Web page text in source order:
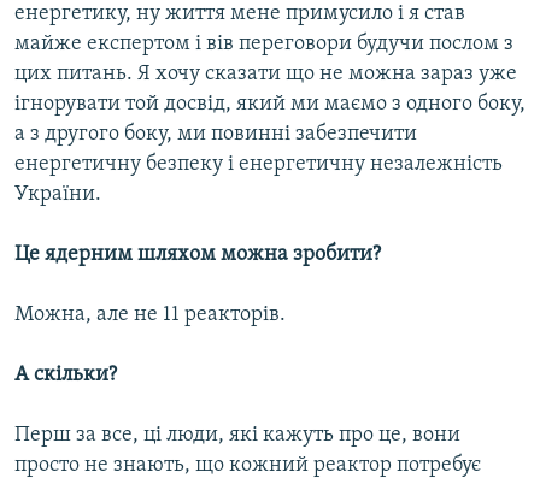
енергетику, ну життя мене примусило і я став
майже експертом і вів переговори будучи послом з
цих питань. Я хочу сказати що не можна зараз уже
ігнорувати той досвід, який ми маємо з одного боку,
а з другого боку, ми повинні забезпечити
енергетичну безпеку і енергетичну незалежність
України.
Це ядерним шляхом можна зробити?
Можна, але не 11 реакторів.
А скільки?
Перш за все, ці люди, які кажуть про це, вони
просто не знають, що кожний реактор потребує